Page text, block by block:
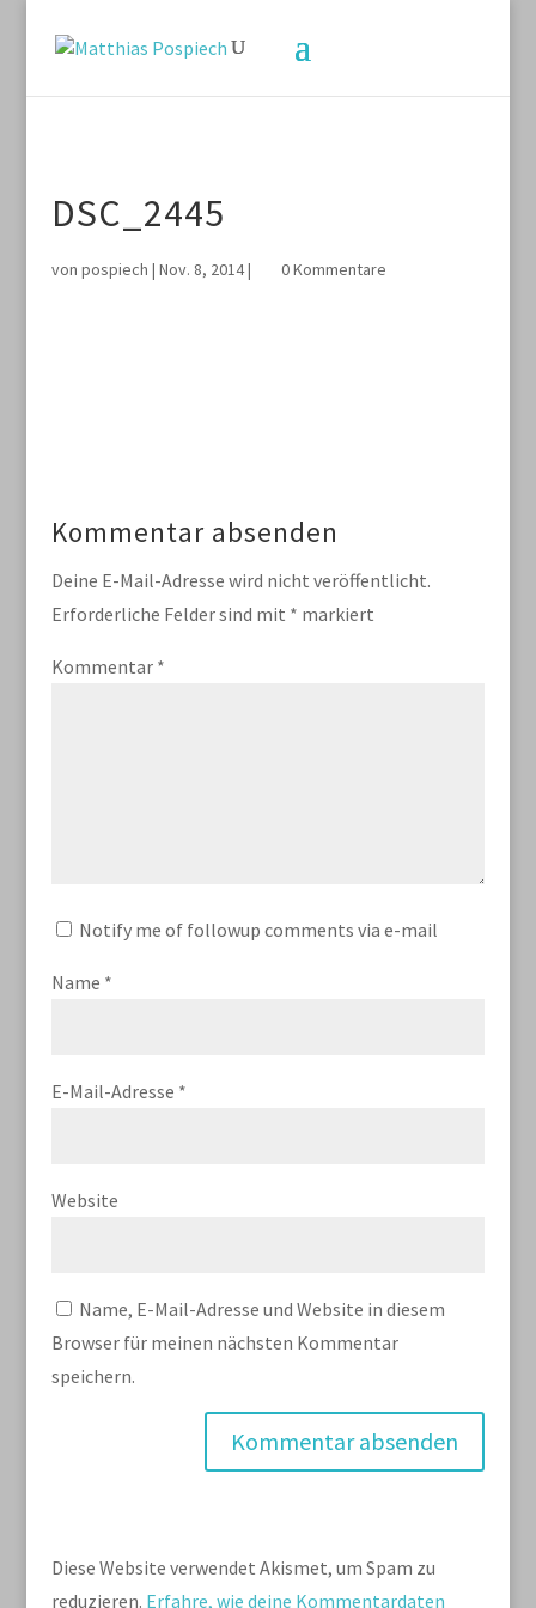
DSC_2445
von pospiech | Nov. 8, 2014| 0 Kommentare
Kommentar absenden
Deine E-Mail-Adresse wird nicht veröffentlicht.
Erforderliche Felder sind mit * markiert
Kommentar *
Notify me of followup comments via e-mail
Name *
E-Mail-Adresse *
Website
Name, E-Mail-Adresse und Website in diesem
Browser für meinen nächsten Kommentar
speichern.
Diese Website verwendet Akismet, um Spam zu
reduzieren. Erfahre, wie deine Kommentardaten